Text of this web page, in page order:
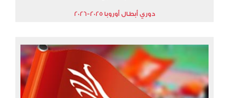
دوري أبطال أوروبا 2025-2026